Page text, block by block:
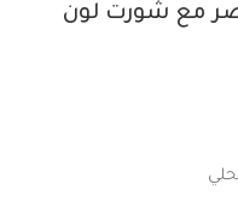
مع شورت لون